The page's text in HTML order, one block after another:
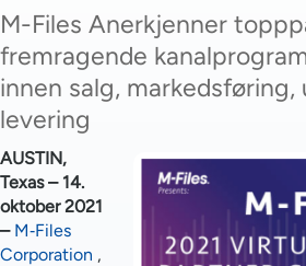
M-Files Anerkjenner
fremragende
innen salg, markedsføring,
levering
AUSTIN,
Texas – 14.
oktober 2021
– M‑Files
Corporation ,